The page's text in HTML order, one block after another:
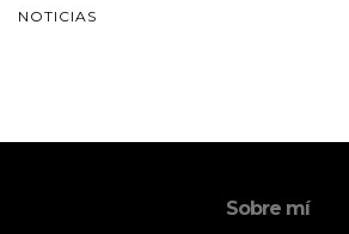
NOTICIAS
Sobre mí